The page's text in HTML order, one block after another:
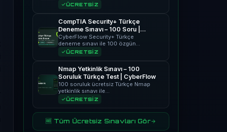
ÜCRETSİZ
CompTIA Security+ Türkçe
Deneme Sınavı – 100 Soru |
CyberFlow
CyberFlow Security+ Türkçe
deneme sınavı ile 100 özgün…
ÜCRETSİZ
Nmap Yetkinlik Sınavı – 100
Soruluk Türkçe Test | CyberFlow
100 soruluk ücretsiz Türkçe Nmap
yetkinlik sınavı ile…
ÜCRETSİZ
🆓 Tüm Ücretsiz Sınavları Gör